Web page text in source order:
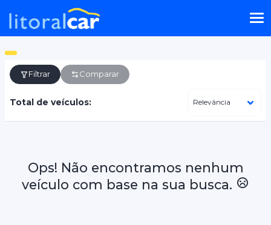
Filtrar Comparar
Total de veículos:
Ops! Não encontramos nenhum
veículo com base na sua busca.